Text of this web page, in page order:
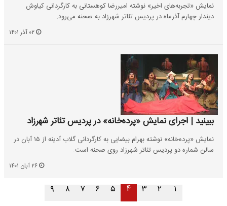
نمایش «تجربه‌های اخیر» نوشته امیررضا کوهستانی به کارگردانی کیاوش
دیندار چهارم آذرماه در پردیس تئاتر شهرزاد به صحنه می‌رود.
ببینید | اجرای نمایش «پرده‌خانه» در پردیس تئاتر شهرزاد
نمایش «پرده‌خانه» نوشته بهرام بیضایی به کارگردانی گلاب آدینه از ۱۵ آبان در
سالن شماره دو پردیس تئاتر شهرزاد روی صحنه است.
۱ ۲ ۳ ۴ ۵ ۶ ۷ ۸ ۹